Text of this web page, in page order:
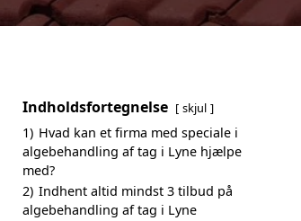
Indholdsfortegnelse skjul
1) Hvad kan et firma med speciale i
algebehandling af tag i Lyne hjælpe
med?
2) Indhent altid mindst 3 tilbud på
algebehandling af tag i Lyne